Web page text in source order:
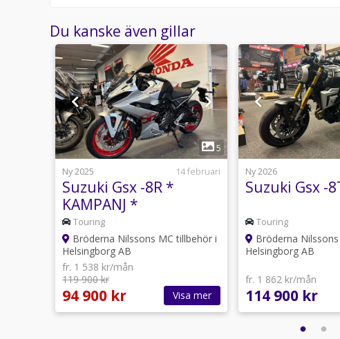
Du kanske även gillar
1
5
Ny 2025
14 februari
Suzuki Gsx -8R *
KAMPANJ *
Touring
Bröderna Nilssons MC tillbehör i
Helsingborg AB
fr. 1 538 kr/mån
119 900 kr
94 900 kr Visa mer
1
Ny 2026
Suzuki Gsx -
Touring
Bröderna
Helsingborg AB
fr. 1 862 kr/mån
114 900 kr